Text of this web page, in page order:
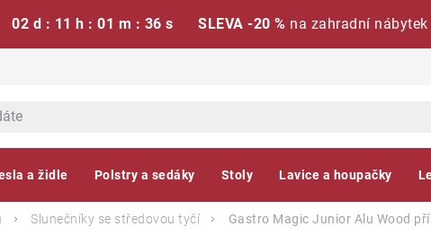
02 d : 11 h : 01 m : 35 s SLEVA -20 % na zahradní nábytek
a židle Polstry a sedáky Stoly Lavice a houpačky
Slunečníky se středovou tyčí Gastro Magic Junior Alu Wood